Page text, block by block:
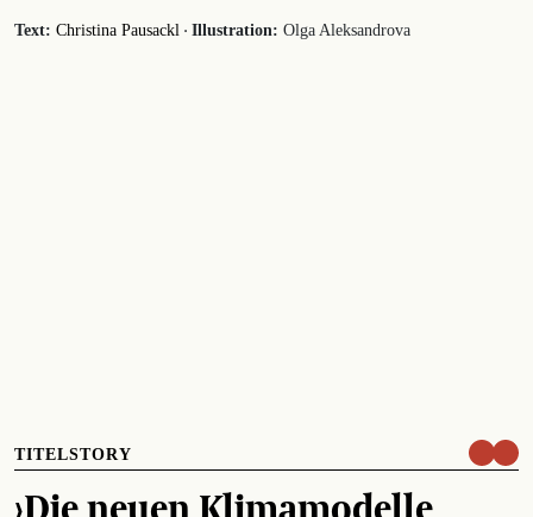
Text: Christina Pausackl · Illustration: Olga Aleksandrova
TITELSTORY